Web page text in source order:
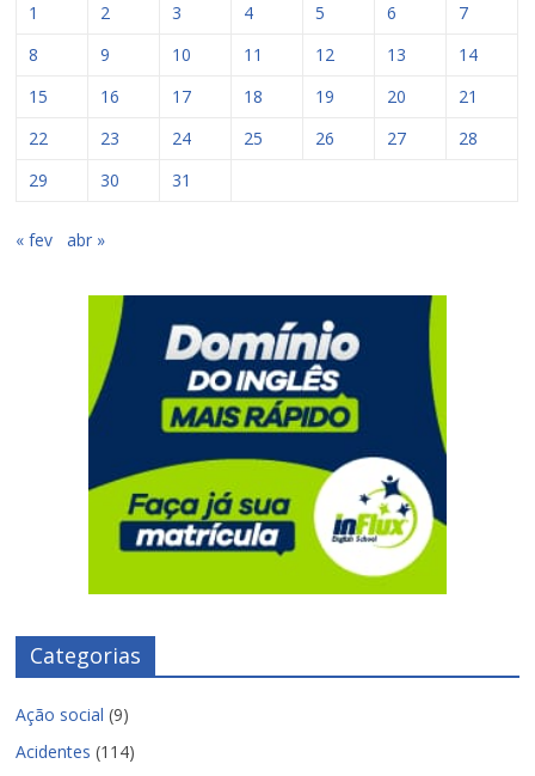
1
2 3 4 5 6
7
8
9 10 11 12 13
14
15
16 17 18 19 20
21
22
23 24 25 26 27
28
29
30 31
« fev abr »
Categorias
Ação social (9)
Acidentes (114)